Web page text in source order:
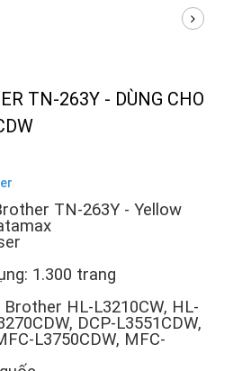
TN-263Y - DÙNG CHO
TN-263Y - Yellow
1.300 trang
HL-L3210CW, HL-
DCP-L3551CDW,
L3750CDW, MFC-